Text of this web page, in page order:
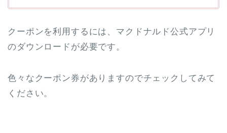
クーポンを利用するには、マクドナルド公式アプリ
のダウンロードが必要です。
色々なクーポン券がありますのでチェックしてみて
ください。